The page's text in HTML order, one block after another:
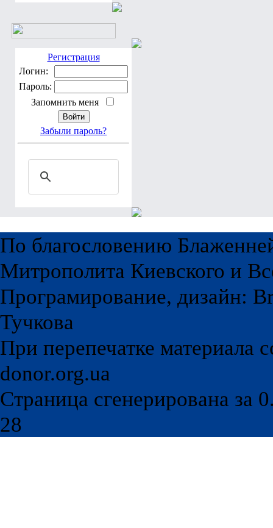
Регистрация
Логин:
Пароль:
Запомнить меня
Забыли пароль?
По благословению
Митрополита Киевского и
Програмирование, дизайн:
Тучкова
При перепечатке материала
donor.org.ua
Страница сгенерирована за
28